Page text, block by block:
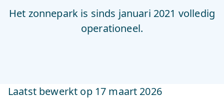
Het zonnepark is sinds januari 2021 volledig
operationeel.
Laatst bewerkt op 17 maart 2026